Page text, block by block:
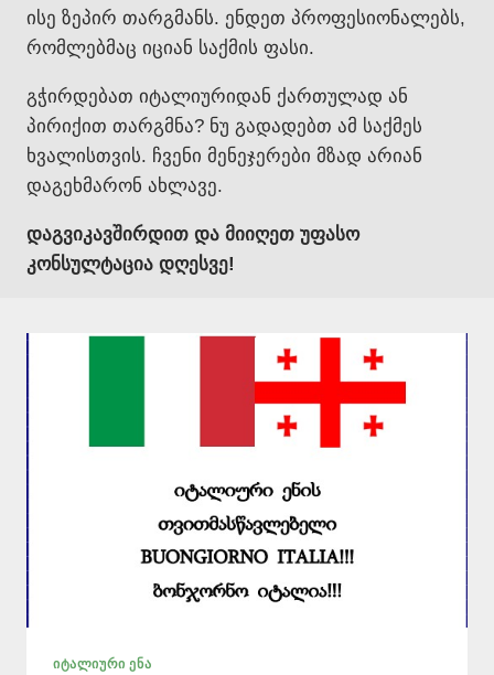
ისე ზეპირ თარგმანს. ენდეთ პროფესიონალებს,
რომლებმაც იციან საქმის ფასი.
გჭირდებათ იტალიურიდან ქართულად ან
პირიქით თარგმნა? ნუ გადადებთ ამ საქმეს
ხვალისთვის. ჩვენი მენეჯერები მზად არიან
დაგეხმარონ ახლავე.
დაგვიკავშირდით და მიიღეთ უფასო
კონსულტაცია დღესვე!
ᲘᲢᲐᲚᲘᲣᲠᲘ ᲔᲜᲐ